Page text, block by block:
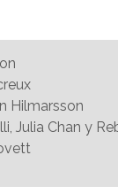
Hilmarsson
Julia Chan y